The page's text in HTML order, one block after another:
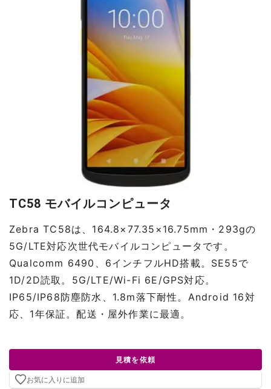
TC58 モバイルコンピュータ
Zebra TC58は、164.8×77.35×16.75mm・293gの
5G/LTE対応次世代モバイルコンピュータです。
Qualcomm 6490、6インチフルHD搭載。SE55で
1D/2D読取。5G/LTE/Wi-Fi 6E/GPS対応。
IP65/IP68防塵防水、1.8m落下耐性。Android 16対
応、1年保証。配送・屋外作業に最適。
見積を依頼
お気に入りに追加